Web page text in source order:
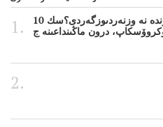
10 كۇندە نە وزنەردىوزگەردى؟سك